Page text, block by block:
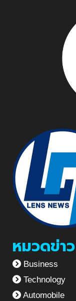
หมวดข่าว
Business
Technology
Automobile